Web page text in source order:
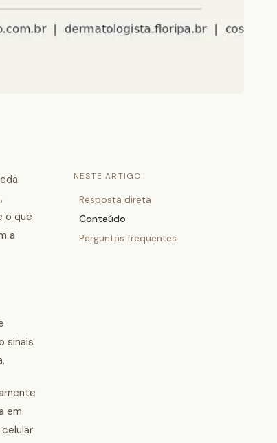
o que
a
sinais
em
NESTE ARTIGO
Resposta direta
Conteúdo
Perguntas frequentes